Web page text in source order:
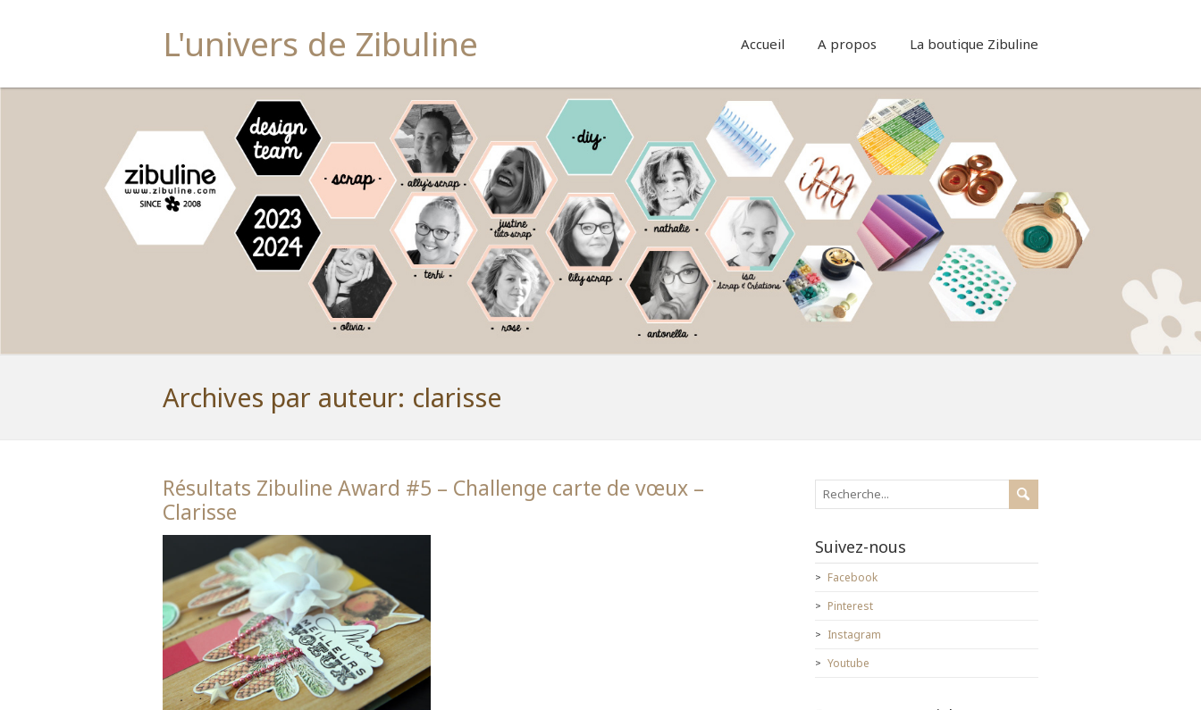
L'univers de Zibuline Accueil A propos La boutique Zibuline
Archives par auteur: clarisse
Résultats Zibuline Award #5 – Challenge carte de vœux –
Clarisse
Suivez-nous
Facebook
Pinterest
Instagram
Youtube